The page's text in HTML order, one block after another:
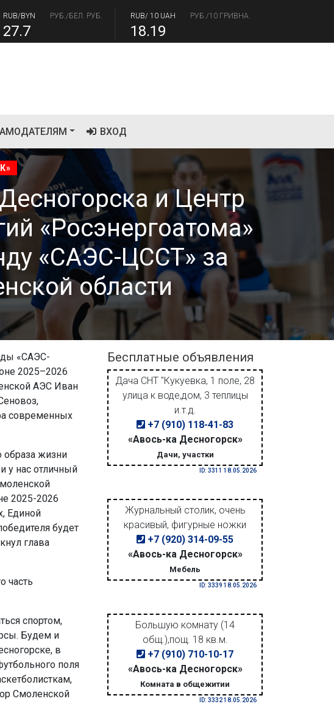
RUB/USD РУБ./ДОЛЛАР RUB/EUR РУБ./ЕВРО
ВХОД
и Центр
«Росэнергоатома»
«САЭС-ЦССТ» за
области
«САЭС-
2025–2026
АЭС Иван
современных
образа жизни
у нас отличный
2025-2026
Единой
будет
глава
часть
спортом,
Будем и
в
поля
Смоленской
Бесплатные объявления
Дача СНТ "Кукуевка, 1 поле, 28
улица к воде,дом, 3 теплицы
и.т.д.
+7 (910) 118-41-83
«Авось-ка Десногорск»
Дачи, участки
ID: 3311 18.05.2026
Журнальный столик, очень
красивый, фигурные ножки
+7 (920) 314-09-55
«Авось-ка Десногорск»
Мебель
ID: 3339 18.05.2026
Большую комнату (14
общ.),пощ. 18 кв.м.
+7 (910) 710-10-17
«Авось-ка Десногорск»
Комната в общежитии
ID: 3332 18.05.2026